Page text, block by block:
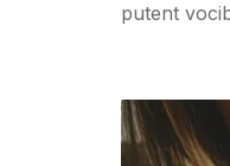
putent